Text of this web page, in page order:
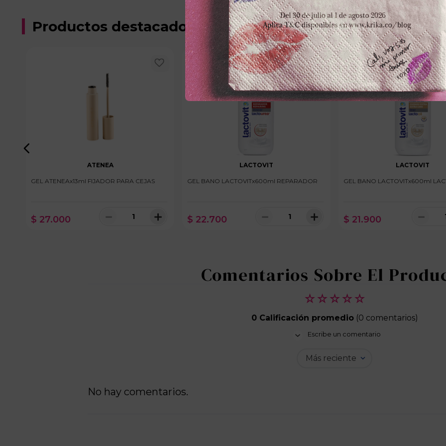
Productos destacados
ATENEA
GEL ATENEAx13ml FIJADOR PARA CEJAS
$ 27.000 ＋
－
LACTOVIT
GEL BANO LACTOVITx600ml REPARADOR
$ 22.700 ＋
－
LACTOVIT
GEL BANO LACTOVITx600ml
$ 21.900 －
☆ ☆ ☆ ☆ ☆
0 Calificación promedio (0 comentarios)
Escribe un comentario
Más reciente
No hay comentarios.